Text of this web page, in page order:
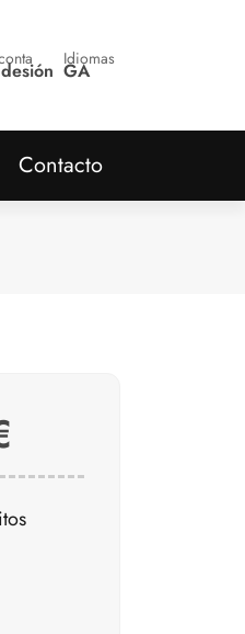
Idiomas
GA
Contacto